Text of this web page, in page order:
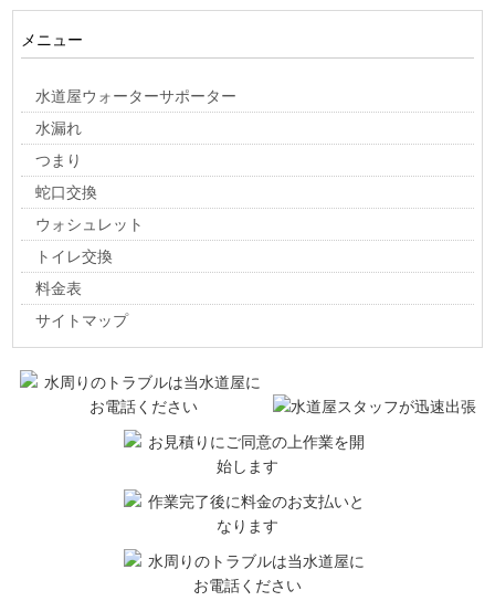
メニュー
水道屋ウォーターサポーター
水漏れ
つまり
蛇口交換
ウォシュレット
トイレ交換
料金表
サイトマップ